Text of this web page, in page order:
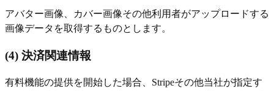
アバター画像、カバー画像その他利用者がアップロードする
画像データを取得するものとします。
(4) 決済関連情報
有料機能の提供を開始した場合、Stripeその他当社が指定す